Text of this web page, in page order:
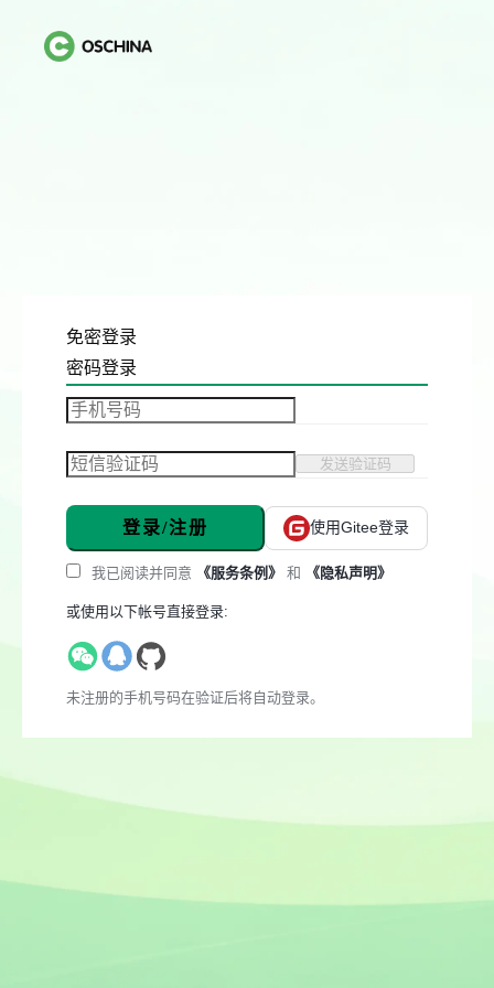
免密登录
密码登录
发送验证码
登录/注册 使用Gitee登录
我已阅读并同意 《服务条例》 和 《隐私声明》
或使用以下帐号直接登录:
未注册的手机号码在验证后将自动登录。